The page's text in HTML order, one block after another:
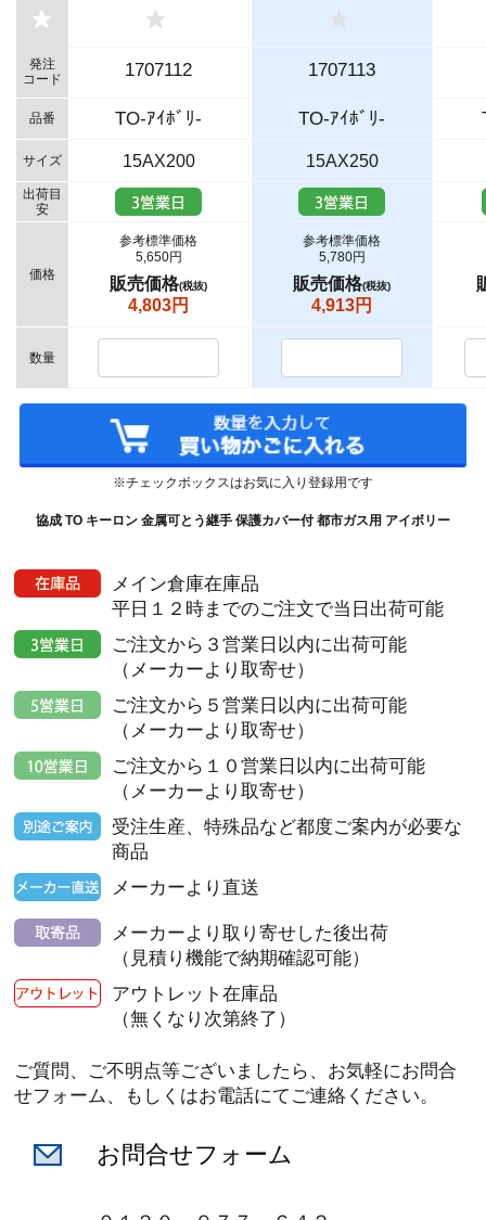
※チェックボックスはお気に入り登録用です
協成 TO キーロン 金属可とう継手 保護カバー付 都市ガス用 アイボリー
発注
コード
品番
サイズ
出荷目
安
価格
数量
1707112
TO-ｱｲﾎﾞﾘ-
15AX200
参考標準価格
5,650円
販売価格(税抜)
4,803円
1707113
TO-ｱｲﾎﾞﾘ-
15AX250
参考標準価格
5,780円
販売価格(税抜)
4,913円
メイン倉庫在庫品
平日１２時までのご注文で当日出荷可能
ご注文から３営業日以内に出荷可能
（メーカーより取寄せ）
ご注文から５営業日以内に出荷可能
（メーカーより取寄せ）
ご注文から１０営業日以内に出荷可能
（メーカーより取寄せ）
受注生産、特殊品など都度ご案内が必要な
商品
メーカーより直送
メーカーより取り寄せした後出荷
（見積り機能で納期確認可能）
アウトレット在庫品
（無くなり次第終了）
ご質問、ご不明点等ございましたら、お気軽にお問合
せフォーム、もしくはお電話にてご連絡ください。
お問合せフォーム